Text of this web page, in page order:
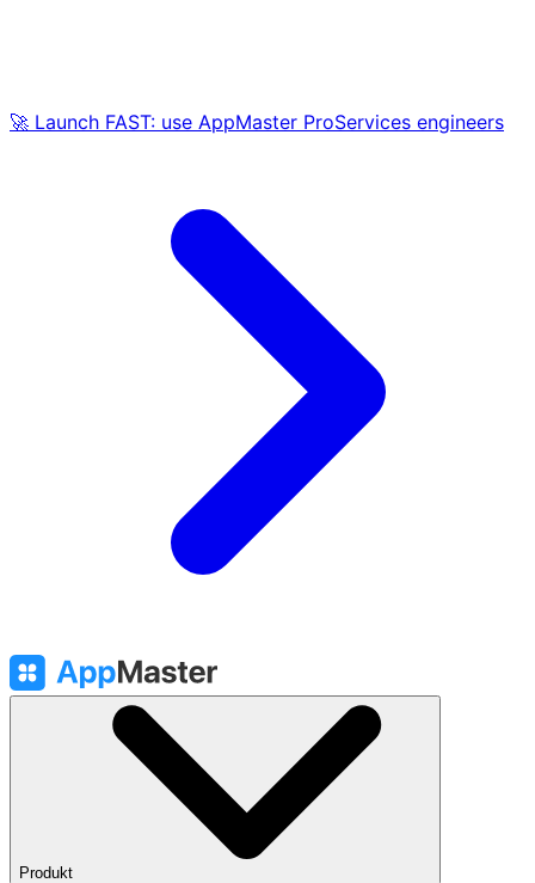
🚀 Launch FAST: use AppMaster ProServices engineers
Produkt